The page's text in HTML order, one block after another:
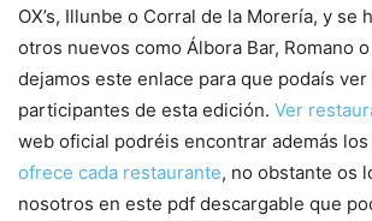
OX’s, Illunbe o Corral de la Morería, y se
otros nuevos como Álbora Bar, Romano
dejamos este enlace para que podaís
participantes de esta edición. Ver
web oficial podréis encontrar además los
ofrece cada restaurante, no obstante os
nosotros en este pdf descargable que